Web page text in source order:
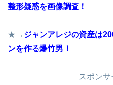
整形疑惑を画像調査！
★→ ジャンアレジの資産は
ンを作る爆竹男！
スポンサ